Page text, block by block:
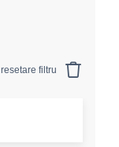
resetare filtru